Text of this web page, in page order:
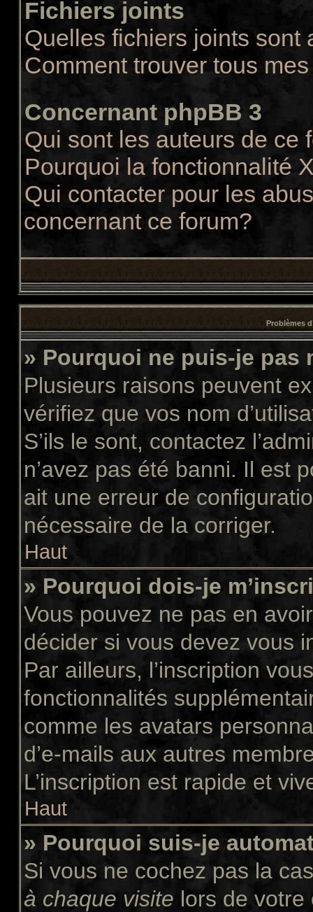
Fichiers joints
Quelles fichiers joints sont
Comment trouver tous
Concernant phpBB 3
Qui sont les auteurs de ce
Pourquoi la fonctionnalité
Qui contacter pour les
concernant ce forum?
Problèmes
» Pourquoi ne puis-je pas
Plusieurs raisons peuvent
vérifiez que vos nom
S’ils le sont, contactez
n’avez pas été banni. Il est
ait une erreur de
nécessaire de la corriger.
Haut
» Pourquoi dois-je
Vous pouvez ne pas en
décider si vous devez vous
Par ailleurs, l’inscription
fonctionnalités
comme les avatars
d’e-mails aux autres
L’inscription est rapide et
Haut
» Pourquoi suis-je
Si vous ne cochez pas la
à chaque visite lors de votre